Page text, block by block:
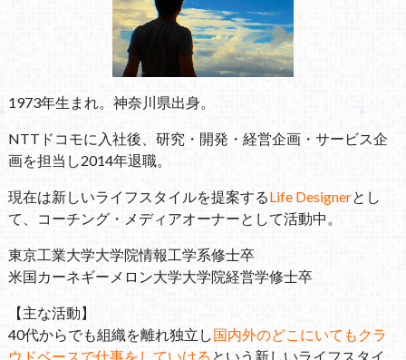
1973年生まれ。神奈川県出身。
NTTドコモに入社後、研究・開発・経営企画・サービス企
画を担当し2014年退職。
現在は新しいライフスタイルを提案するLife Designerとし
て、コーチング・メディアオーナーとして活動中。
東京工業大学大学院情報工学系修士卒
米国カーネギーメロン大学大学院経営学修士卒
【主な活動】
40代からでも組織を離れ独立し 国内外のどこにいてもクラ
ウドベースで仕事をしていける という新しいライフスタイ